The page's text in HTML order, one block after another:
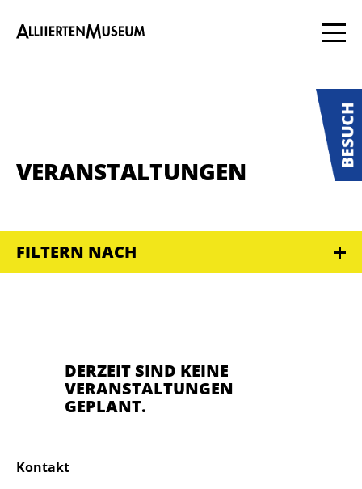
VERANSTALTUNGEN
FILTERN NACH
DERZEIT SIND KEINE
VERANSTALTUNGEN
GEPLANT.
Kontakt